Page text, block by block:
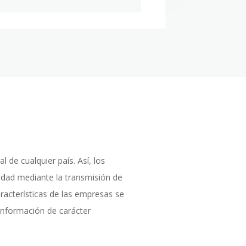
de cualquier país. Así, los
mediante la transmisión de
de las empresas se
de carácter